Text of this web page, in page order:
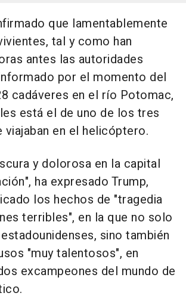
que lamentablemente
tal y como han
antes las autoridades
por el momento del
cadáveres en el río Potomac,
está el de uno de los tres
viajaban en el helicóptero.
y dolorosa en la capital
ha expresado Trump,
los hechos de "tragedia
terribles", en la que no solo
sino también
"muy talentosos", en
excampeones del mundo de